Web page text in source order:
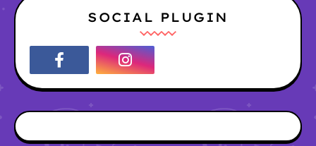
SOCIAL PLUGIN